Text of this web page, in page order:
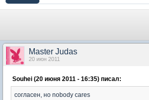
Master Judas
20 июн 2011
Souhei (20 июня 2011 - 16:35) писал:
согласен, но nobody cares